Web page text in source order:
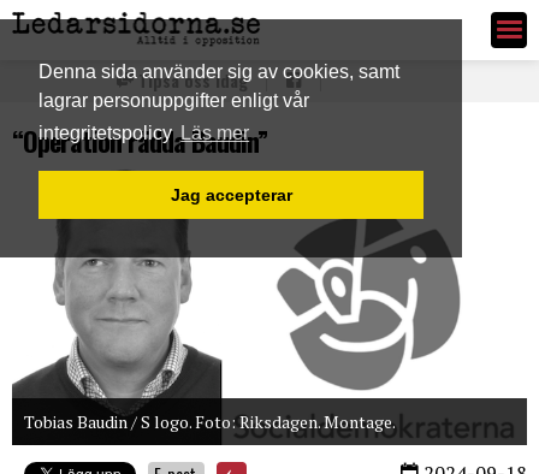
Denna sida använder sig av cookies, samt
lagrar personuppgifter enligt vår
integritetspolicy Läs mer
Jag accepterar
Ledarsidorna.se
Tipsa oss idag
“Operation rädda Baudin”
Tobias Baudin / S logo. Foto: Riksdagen. Montage.